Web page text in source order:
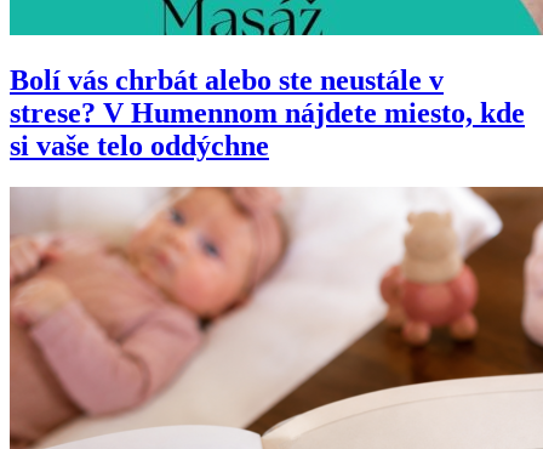
Bolí vás chrbát alebo ste neustále v
strese? V Humennom nájdete miesto, kde
si vaše telo oddýchne